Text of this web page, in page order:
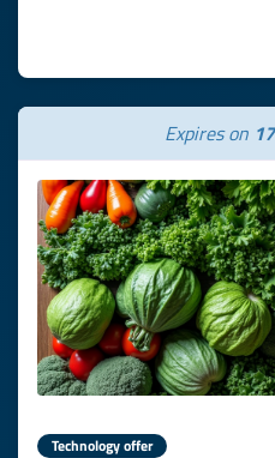
Expires on
Technology offer